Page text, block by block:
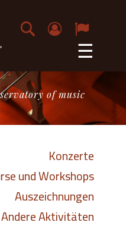
☰
of music
Konzerte
und Workshops
Auszeichnungen
Andere Aktivitäten